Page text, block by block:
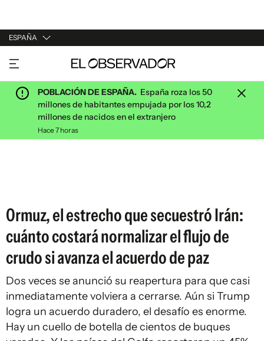
ESPAÑA
URUGUAY
ARGENTINA
ESPAÑA
ESTADOS UNIDOS
POBLACIÓN DE ESPAÑA. España roza los 50
millones de habitantes empujada por los 10,2
millones de nacidos en el extranjero
Hace 7 horas
Ormuz, el estrecho que secuestró Irán:
cuánto costará normalizar el flujo de
crudo si avanza el acuerdo de paz
Dos veces se anunció su reapertura para que casi
inmediatamente volviera a cerrarse. Aún si Trump
logra un acuerdo duradero, el desafío es enorme.
Hay un cuello de botella de cientos de buques